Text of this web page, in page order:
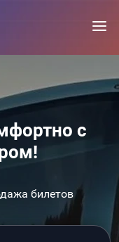
с
билетов